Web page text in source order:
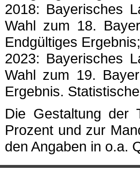
2018: Bayerisches
Wahl zum 18.
Endgültiges
2023: Bayerisches
Wahl zum 19.
Ergebnis.
Die Gestaltung der
Prozent und zur
den Angaben in o.a.